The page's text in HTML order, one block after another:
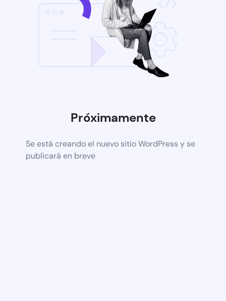
Próximamente
Se está creando el nuevo sitio WordPress y se
publicará en breve